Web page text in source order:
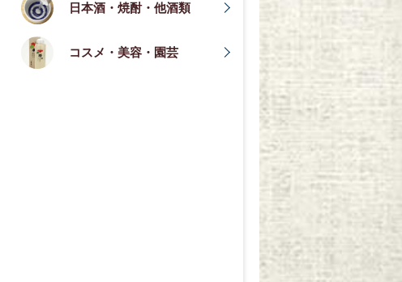
日本酒・焼酎・他酒類
コスメ・美容・園芸